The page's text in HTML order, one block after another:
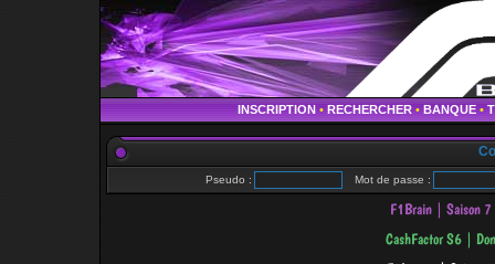
INSCRIPTION • RECHERCHER • BANQUE •
Pseudo : Mot de passe :